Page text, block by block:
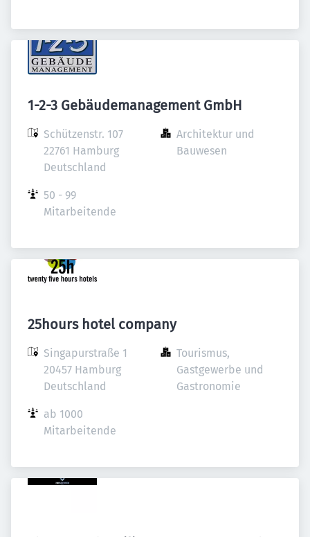
1-2-3 Gebäudemanagement GmbH
Schützenstr. 107
22761 Hamburg
Deutschland
Architektur und
Bauwesen
50 - 99
Mitarbeitende
25hours hotel company
Singapurstraße 1
20457 Hamburg
Deutschland
Tourismus,
Gastgewerbe und
Gastronomie
ab 1000
Mitarbeitende